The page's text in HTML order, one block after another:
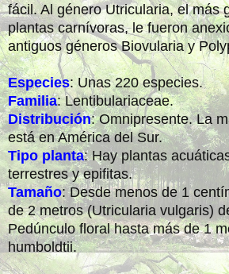
fácil. Al género Utricularia, el más
plantas carnívoras, le fueron
antiguos géneros Biovularia y
Especies: Unas 220 especies.
Familia: Lentibulariaceae.
Distribución: Omnipresente. La
está en América del Sur.
Tipo planta: Hay plantas
terrestres y epifitas.
Tamaño: Desde menos de 1
de 2 metros (Utricularia vulgaris)
Pedúnculo floral hasta más de 1
humboldtii.